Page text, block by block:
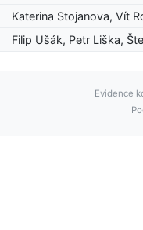
Katerina Stojanova, Vít
Filip Ušák, Petr Liška,
Evidence